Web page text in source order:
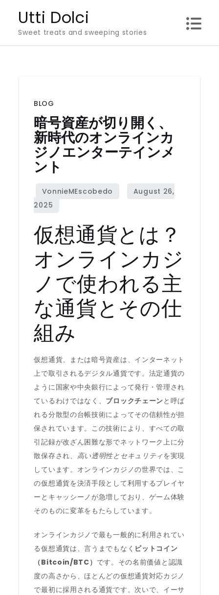
content
Utti Dolci
Sweet treats and sweeping stories
BLOG
暗号資産が切り開く、
新時代のオンラインカ
ジノエンターテインメ
ント
仮想通貨とは？
オンラインカジ
ノで使われる主
な通貨とその仕
組み
仮想通貨、または暗号資産は、インターネット
上で取引されるデジタル通貨です。法定通貨の
ように国家や中央銀行によって発行・管理され
ているわけではなく、 ブロックチェーンと呼ば
れる分散型の台帳技術によってその信頼性が担
保されています。この技術により、すべての取
引記録が改ざん困難な形でネットワーク上に分
散保存され、 高い透明性とセキュリティを実現
しています。オンラインカジノの世界では、こ
の仮想通貨を決済手段として利用するプレイヤ
ーとキャッシーノが急増しており、ゲーム体験
そのものに変革をもたらしています。
オンラインカジノで最も一般的に利用されてい
る仮想通貨は、言うまでもなく ビットコイン
（Bitcoin/BTC） です。その名前価値と認識
度の高さから、ほとんどの仮想通貨対応カジノ
で最初に採用される通貨です。次いで、イーサ